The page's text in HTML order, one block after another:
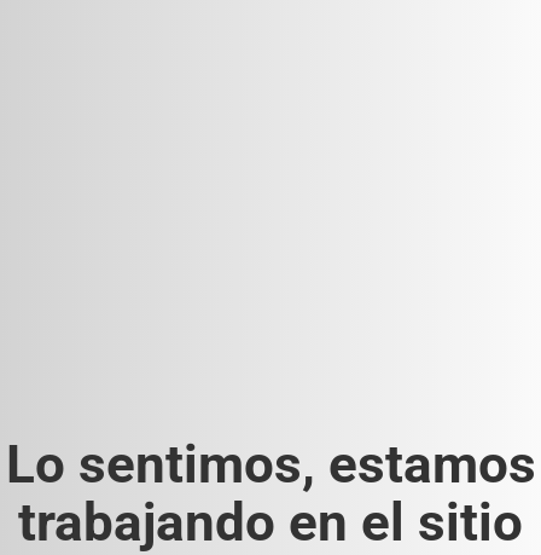
Lo sentimos, estamos
trabajando en el sitio